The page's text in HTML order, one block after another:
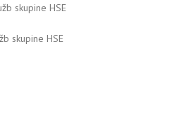
skupine HSE
skupine HSE